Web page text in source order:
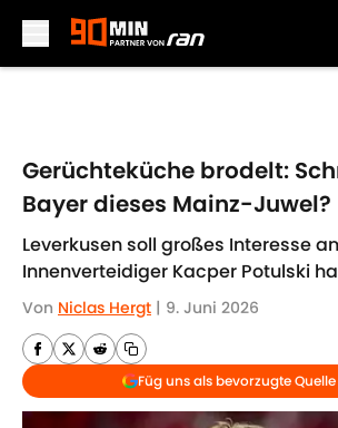
Gerüchteküche brodelt:
Bayer dieses Mainz-Juwel?
Leverkusen soll großes Interesse
Innenverteidiger Kacper Potulski
Von Niclas Hergt | 9. Juni 2026
Füg uns als bevorzugte